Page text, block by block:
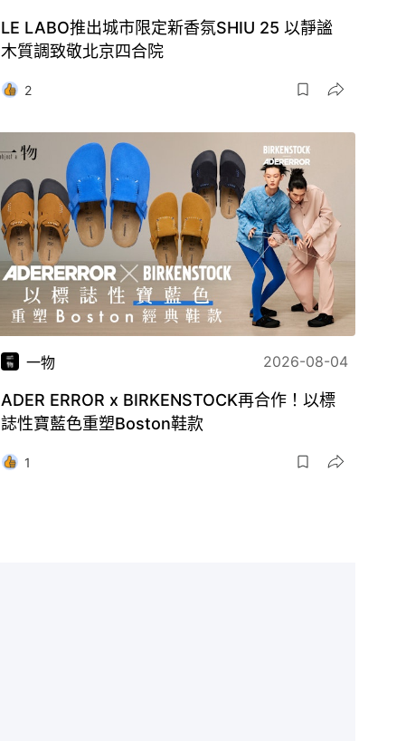
LE LABO推出城市限定新香氛SHIU 25 以靜謐
木質調致敬北京四合院
2
一物 2026-08-04
ADER ERROR x BIRKENSTOCK再合作！以標
誌性寶藍色重塑Boston鞋款
1